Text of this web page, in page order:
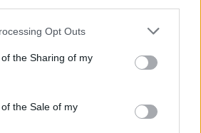
app uses one or more Google
or usage behaviour. You may click to
to Google and its third-party tags to
specified purposes in below Google
Opt Outs
the Sharing of my
the Sale of my
AGYAGKATONÁKIG –
VÁRJA A LÁTOGATÓKAT A